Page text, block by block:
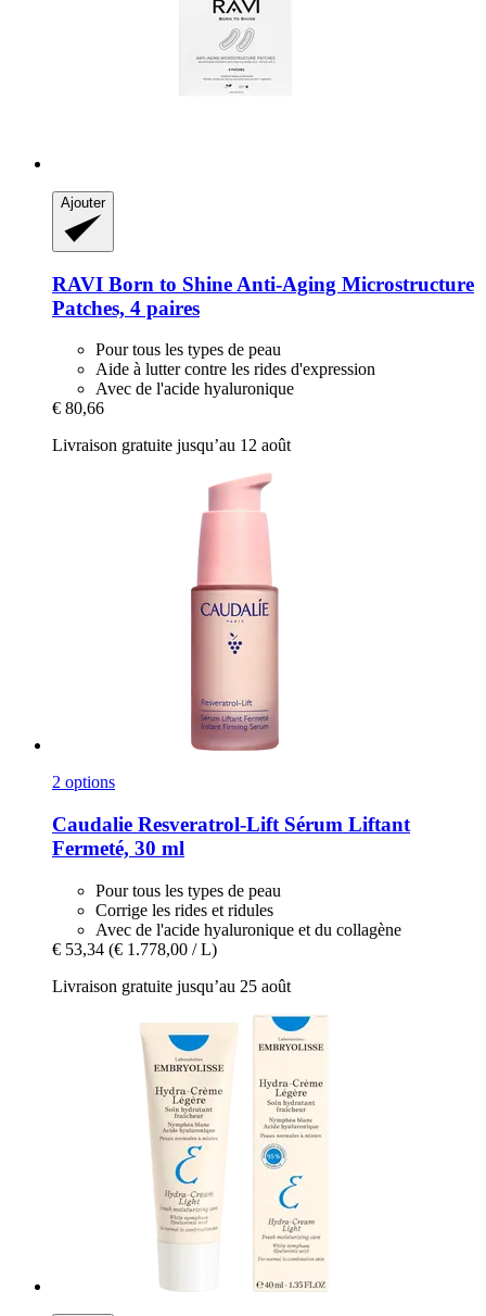
Ajouter
RAVI Born to Shine Anti-​Aging Microstructure
Patches, 4 paires
Pour tous les types de peau
Aide à lutter contre les rides d'expression
Avec de l'acide hyaluronique
€ 80,66
Livraison gratuite jusqu’au 12 août
2 options
Caudalie Resveratrol-​Lift Sérum Liftant
Fermeté, 30 ml
Pour tous les types de peau
Corrige les rides et ridules
Avec de l'acide hyaluronique et du collagène
€ 53,34 (€ 1.778,00 / L)
Livraison gratuite jusqu’au 25 août